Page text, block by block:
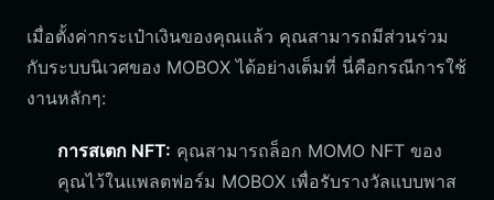
เมื่อตั้งค่ากระเป๋าเงินของคุณแล้ว คุณสามารถมีส่วนร่วม
กับระบบนิเวศของ MOBOX ได้อย่างเต็มที่ นี่คือกรณีการใช้
งานหลักๆ:
การสเตก NFT: คุณสามารถล็อก MOMO NFT ของ
คุณไว้ในแพลตฟอร์ม MOBOX เพื่อรับรางวัลแบบพาส